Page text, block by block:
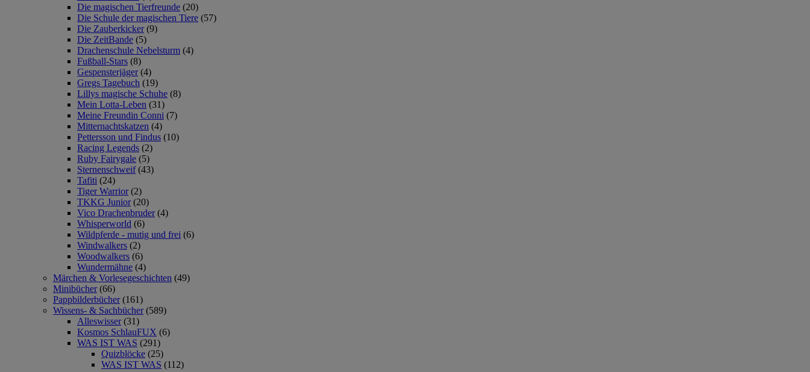
Die magischen Tierfreunde (20)
Die Schule der magischen Tiere (57)
Die Zauberkicker (9)
Die ZeitBande (5)
Drachenschule Nebelsturm (4)
Fußball-Stars (8)
Gespensterjäger (4)
Gregs Tagebuch (19)
Lillys magische Schuhe (8)
Mein Lotta-Leben (31)
Meine Freundin Conni (7)
Mitternachtskatzen (4)
Pettersson und Findus (10)
Racing Legends (2)
Ruby Fairygale (5)
Sternenschweif (43)
Tafiti (24)
Tiger Warrior (2)
TKKG Junior (20)
Vico Drachenbruder (4)
Whisperworld (6)
Wildpferde - mutig und frei (6)
Windwalkers (2)
Woodwalkers (6)
Wundermähne (4)
Märchen & Vorlesegeschichten (49)
Minibücher (66)
Pappbilderbücher (161)
Wissens- & Sachbücher (589)
Alleswisser (31)
Kosmos SchlauFUX (6)
WAS IST WAS (291)
Quizblöcke (25)
WAS IST WAS (112)